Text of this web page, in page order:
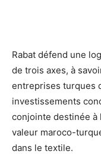
Rabat défend une
de trois axes, à
entreprises turques
investissements
conjointe destinée à
valeur maroco-
dans le textile.